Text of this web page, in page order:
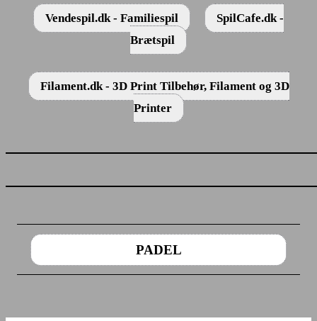
Vendespil.dk - Familiespil
SpilCafe.dk -
Brætspil
Filament.dk - 3D Print Tilbehør, Filament og 3D
Printer
PADEL